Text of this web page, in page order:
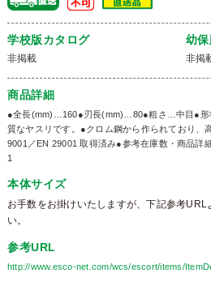
学校版カタログ
非掲載
幼
非掲
商品詳細
●全長(mm)…160●刃長(mm)…80●粗さ…中目●形
質なヤスリです。●クロム鋼から作られており、
9001／EN 29001 取得済み●参考在庫数・商品詳
1
本体サイズ
お手数をお掛けいたしますが、下記参考URL
い。
参考URL
http://www.esco-net.com/wcs/escort/items/